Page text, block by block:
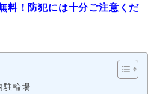
料！防犯には十分ご注意くだ
駐輪場